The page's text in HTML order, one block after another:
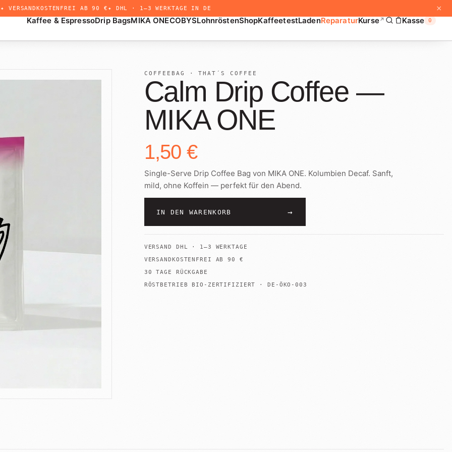
✦ VERSANDKOSTENFREI AB 90 € ✦ DHL · 1–3 WERKTAGE IN DE ×
Kaffee & EspressoDrip BagsMIKA ONECOBYSLohnröstenShopKaffeetestLadenReparaturKurse↗ Kasse 0
Untermenüöffnen
öffnen
COFFEEBAG · THAT´S COFFEE
Calm Drip Coffee —
MIKA ONE
1,50 €
Single-Serve Drip Coffee Bag von MIKA ONE. Kolumbien Decaf. Sanft,
mild, ohne Koffein — perfekt für den Abend.
IN DEN WARENKORB →
VERSAND DHL · 1–3 WERKTAGE
VERSANDKOSTENFREI AB90
€
30 TAGE RÜCKGABE
RÖSTBETRIEB BIO-ZERTIFIZIERT · DE-ÖKO-003